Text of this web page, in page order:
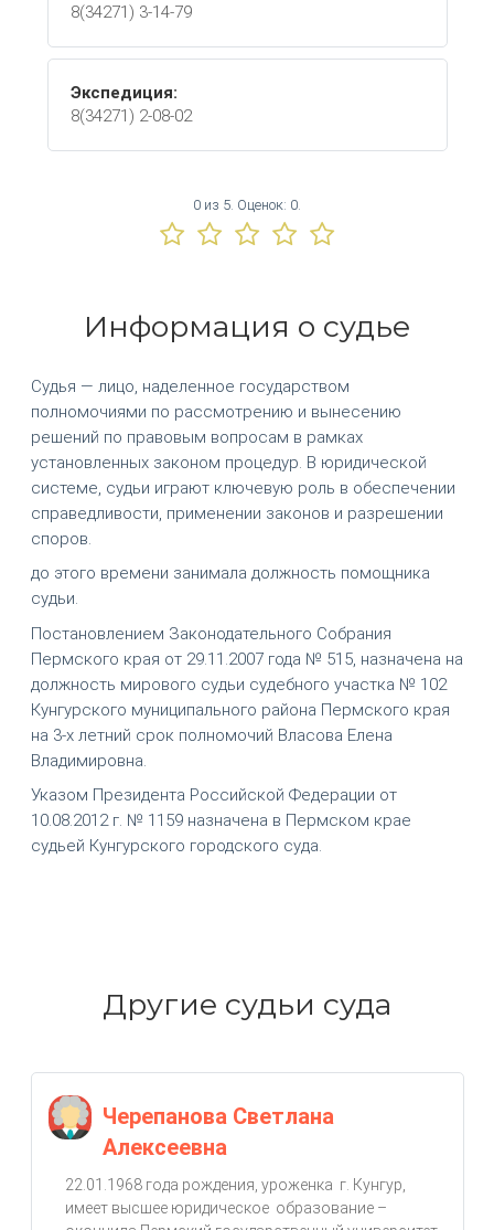
8(34271) 3-14-79
Экспедиция:
8(34271) 2-08-02
0 из 5. Оценок: 0
Информация о судье
Судья — лицо, наделенное государством
полномочиями по рассмотрению и вынесению
решений по правовым вопросам в рамках
установленных законом процедур. В юридической
системе, судьи играют ключевую роль в обеспечении
справедливости, применении законов и разрешении
споров.
до этого времени занимала должность помощника
судьи.
Постановлением Законодательного Собрания
Пермского края от 29.11.2007 года № 515, назначена на
должность мирового судьи судебного участка № 102
Кунгурского муниципального района Пермского края
на 3-х летний срок полномочий Власова Елена
Владимировна.
Указом Президента Российской Федерации от
10.08.2012 г. № 1159 назначена в Пермском крае
судьей Кунгурского городского суда.
Другие судьи суда
Черепанова Светлана
Алексеевна
22.01.1968 года рождения, уроженка г. Кунгур,
имеет высшее юридическое образование –